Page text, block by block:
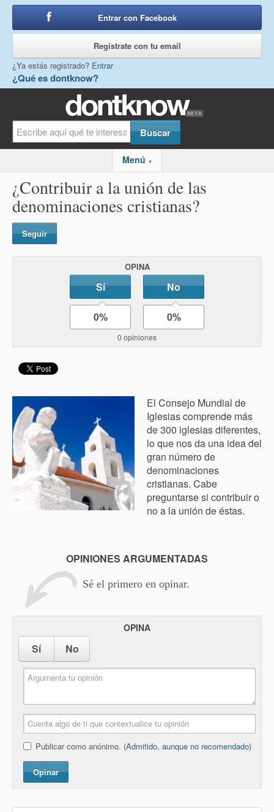
¿Qué es dontknow?
Entrar con Facebook
Regístrate con tu email
¿Ya estás registrado? Entrar
Menú ▼
¿Contribuir a la unión de las
denominaciones cristianas?
Seguir
OPINA
Sí No
0% 0%
0 opiniones
El Consejo Mundial de
Iglesias comprende más
de 300 iglesias diferentes,
lo que nos da una idea del
gran número de
denominaciones
cristianas. Cabe
preguntarse si contribuir o
no a la unión de éstas.
OPINIONES ARGUMENTADAS
Sé el primero en opinar.
OPINA
Sí No
Publicar como anónimo. (Admitido, aunque no recomendado)
Opinar